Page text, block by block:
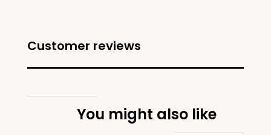
Customer reviews
You might also like